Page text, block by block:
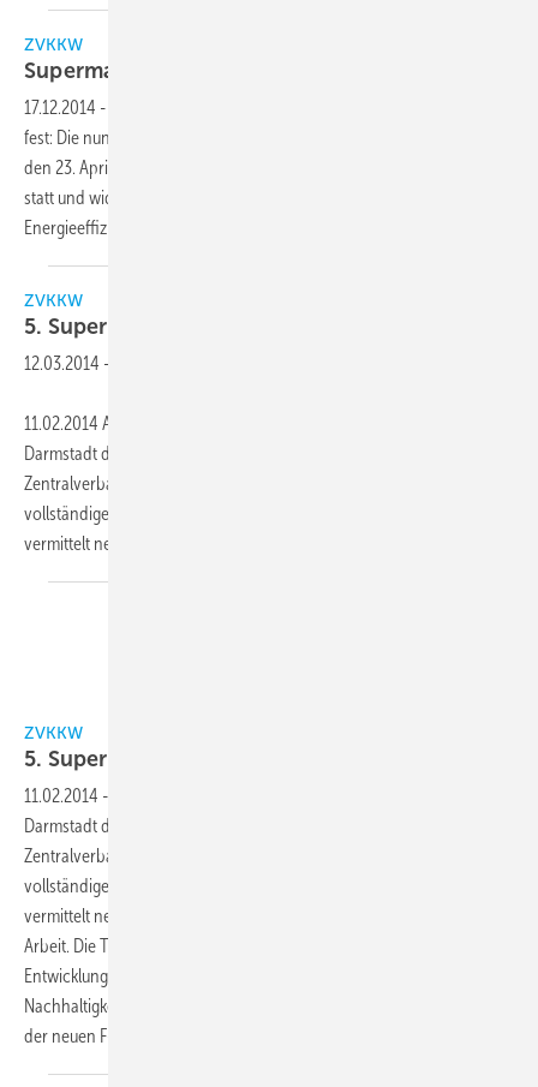
ZVKKW
Supermarkt-Symposium am 23. April
17.12.2014 -
fest: Die nunmehr 6. Veranstaltung dieser Art findet am Donnerstag,
den 23. April 2015, traditionell im Maritim Rhein-Main Hotel Darmstadt
statt und widmet sich 2015 dem thematischen Schwerpunkt
Energieeffizienz und Klimaschutz im
ZVKKW
5. Supermarkt-Symposium am 27. März
12.03.2014 -
11.02.2014 Am 27. März 2014 findet im Maritim Rhein-Main Hotel in
Darmstadt das nunmehr 5. Supermarkt-Symposium des
Zentralverbands Kälte Klima Wärmepumpen e. V. (ZVKKW) statt. Das
vollständige Tagungsprogramm ist inzwischen fertiggestellt und
vermittelt neue Erkenntnisse und
ZVKKW
5. Supermarkt-Symposium am 27. März
11.02.2014 -
Darmstadt das nunmehr 5. Supermarkt-Symposium des
Zentralverbands Kälte Klima Wärmepumpen e.V. (ZVKKW) statt. Das
vollständige Tagungsprogramm ist inzwischen fertiggestellt und
vermittelt neue Erkenntnisse und Entscheidungshilfen für die tägliche
Arbeit. Die Tagung geht in diesem Jahr nicht nur auf die aktuellen
Entwicklungen im Lebensmittelhandel und die Frage der
Nachhaltigkeit ein, sondern gibt auch Hinweise zu den Auswirkungen
der neuen F-Gase-Verordnung in diesem